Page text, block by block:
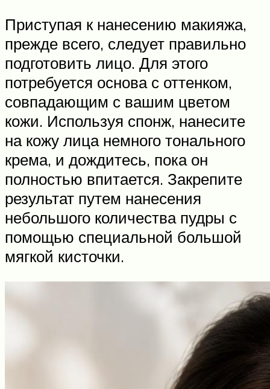
Приступая к нанесению макияжа,
прежде всего, следует правильно
подготовить лицо. Для этого
потребуется основа с оттенком,
совпадающим с вашим цветом
кожи. Используя спонж, нанесите
на кожу лица немного тонального
крема, и дождитесь, пока он
полностью впитается. Закрепите
результат путем нанесения
небольшого количества пудры с
помощью специальной большой
мягкой кисточки.